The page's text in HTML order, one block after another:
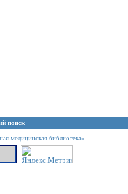
поиск
медицинская библиотека»